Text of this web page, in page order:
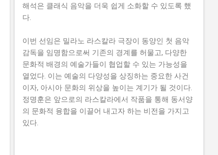
해석은 클래식 음악을 더욱 쉽게 소화할 수 있도록 했
다.
이번 선임은 밀라노 라스칼라 극장이 동양인 첫 음악
감독을 임명함으로써 기존의 경계를 허물고, 다양한
문화적 배경의 예술가들이 협업할 수 있는 가능성을
열었다. 이는 예술의 다양성을 상징하는 중요한 사건
이자, 아시아 문화의 위상을 높이는 계기가 될 것이다.
정명훈은 앞으로의 라스칼라에서 작품을 통해 동서양
의 문화적 융합을 이끌어 내고자 하는 비전을 가지고
있다.